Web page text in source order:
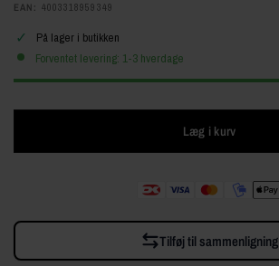
EAN: 4003318959349
✓
På lager i butikken
Forventet levering: 1-3 hverdage
Læg i kurv
Tilføj til sammenligning